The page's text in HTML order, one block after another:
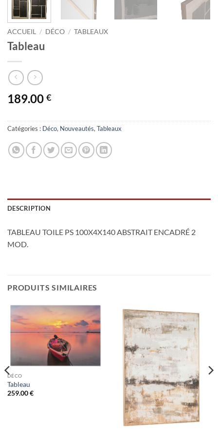
ACCUEIL / DÉCO / TABLEAUX
Tableau
189.00 €
Catégories : Déco, Nouveautés, Tableaux
DESCRIPTION
TABLEAU TOILE PS 100X4X140 ABSTRAIT ENCADRÉ 2
MOD.
PRODUITS SIMILAIRES
DÉCO
Tableau
259.00€